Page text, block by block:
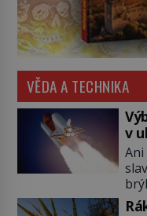
VĚDA A TECHNIKA
v